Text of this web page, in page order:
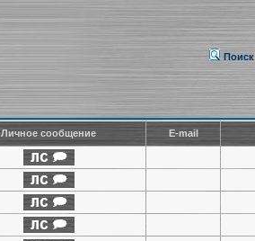
Поиск
Личное сообщение E-mail